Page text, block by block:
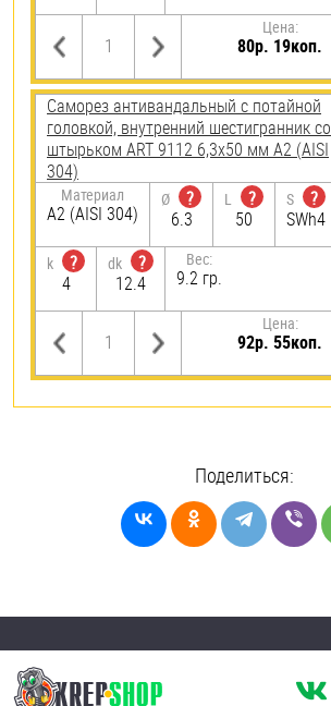
Цена:
80р. 19коп.
Саморез антивандальный с потайной
головкой, внутренний шестигранник со
штырьком ART 9112 6,3х50 мм А2 (AISI
304)
Материал
А2 (AISI 304)
Ø
?
6.3
L
?
50
S
?
SWh4
k
?
4
dk
?
12.4
Вес:
9.2 гр.
Цена:
92р. 55коп.
Поделиться: